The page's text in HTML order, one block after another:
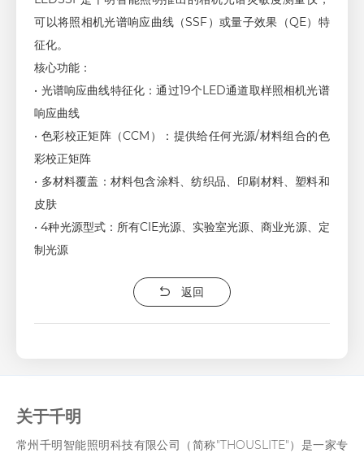
可以将照相机光谱响应曲线（SSF）或量子效果（QE）特
征化。
核心功能：
• 光谱响应曲线特征化：通过19个LED通道取样照相机光谱
响应曲线
• 色彩校正矩阵（CCM）：提供给任何光源/材料组合的色
彩校正矩阵
• 多材料覆盖：材料包含涂料、纺织品、印刷材料、塑料和
皮肤
• 4种光源型式：所有CIE光源、实验室光源、商业光源、定
制光源
返回
关于千明
常州千明智能照明科技有限公司（简称"THOUSLITE"）是一家专